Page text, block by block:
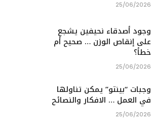
25/06/2026
وجود أصدقاء نحيفين يشجع
على إنقاص الوزن … صحيح أم
خطأ؟
25/06/2026
وجبات “بينتو” يمكن تناولها
في العمل … الافكار والنصائح
25/06/2026